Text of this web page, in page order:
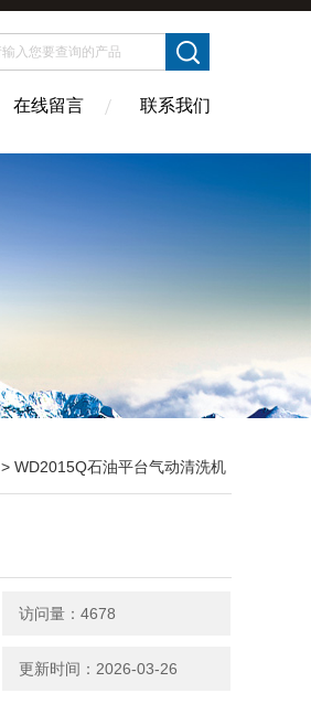
在线留言 联系我们
> WD2015Q石油平台气动清洗机
访问量：4678
更新时间：2026-03-26